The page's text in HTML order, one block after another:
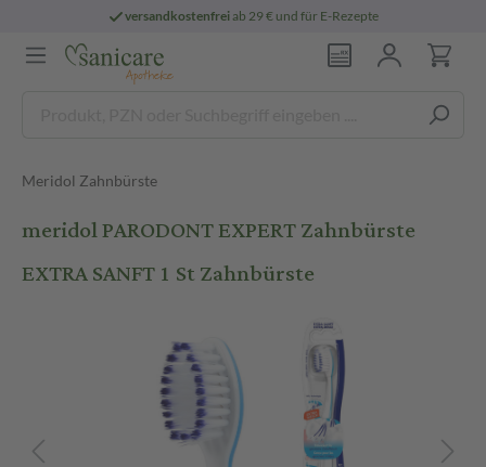
versandkostenfreiab 29 € und für E-Rezepte
Meridol Zahnbürste
meridol PARODONT EXPERT Zahnbürste
EXTRA SANFT 1 St Zahnbürste